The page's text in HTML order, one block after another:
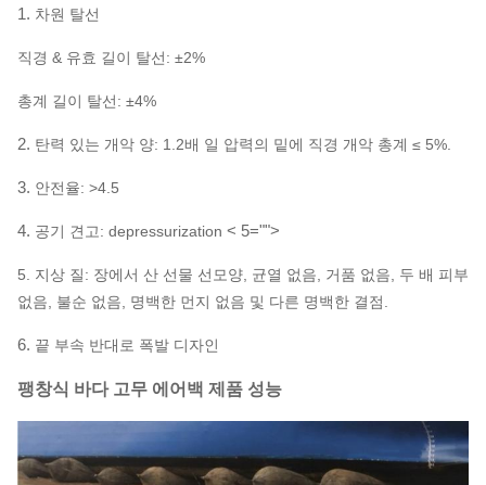
1. 차원 탈선
직경 & 유효 길이 탈선: ±2%
총계 길이 탈선: ±4%
2. 탄력 있는 개악 양: 1.2배 일 압력의 밑에 직경 개악 총계 ≤ 5%.
3. 안전율: >4.5
4. 공기 견고: depressurization < 5="">
5. 지상 질: 장에서 산 선물 선모양, 균열 없음, 거품 없음, 두 배 피부
없음, 불순 없음, 명백한 먼지 없음 및 다른 명백한 결점.
6. 끝 부속 반대로 폭발 디자인
팽창식 바다 고무 에어백 제품 성능